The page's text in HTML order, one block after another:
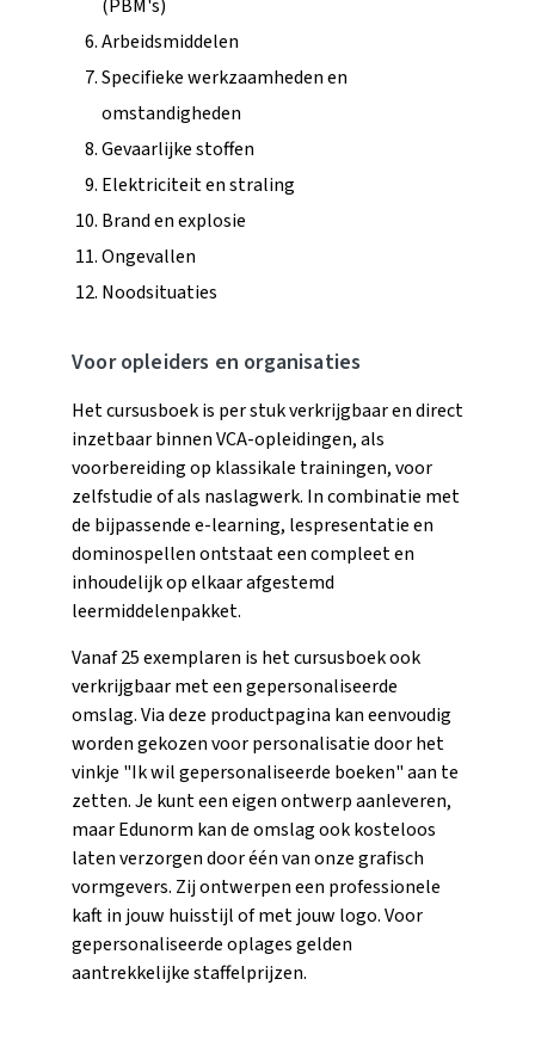
(PBM's)
Arbeidsmiddelen
Specifieke werkzaamheden en
omstandigheden
Gevaarlijke stoffen
Elektriciteit en straling
Brand en explosie
Ongevallen
Noodsituaties
Voor opleiders en organisaties
Het cursusboek is per stuk verkrijgbaar en direct
inzetbaar binnen VCA-opleidingen, als
voorbereiding op klassikale trainingen, voor
zelfstudie of als naslagwerk. In combinatie met
de bijpassende e-learning, lespresentatie en
dominospellen ontstaat een compleet en
inhoudelijk op elkaar afgestemd
leermiddelenpakket.
Vanaf 25 exemplaren is het cursusboek ook
verkrijgbaar met een gepersonaliseerde
omslag. Via deze productpagina kan eenvoudig
worden gekozen voor personalisatie door het
vinkje "Ik wil gepersonaliseerde boeken" aan te
zetten. Je kunt een eigen ontwerp aanleveren,
maar Edunorm kan de omslag ook kosteloos
laten verzorgen door één van onze grafisch
vormgevers. Zij ontwerpen een professionele
kaft in jouw huisstijl of met jouw logo. Voor
gepersonaliseerde oplages gelden
aantrekkelijke staffelprijzen.